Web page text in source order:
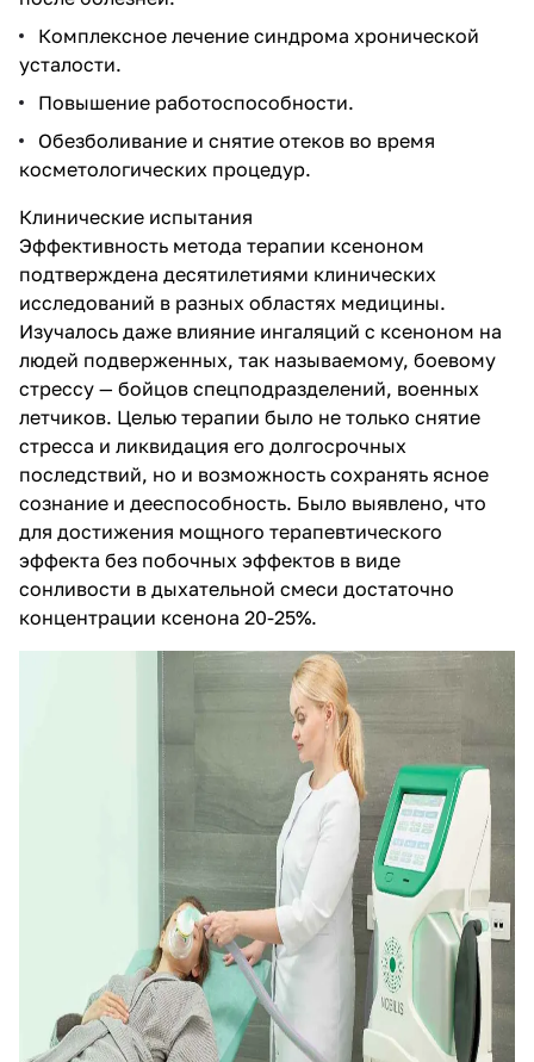
Комплексное лечение синдрома хронической
усталости.
Повышение работоспособности.
Обезболивание и снятие отеков во время
косметологических процедур.
Клинические испытания
Эффективность метода терапии ксеноном
подтверждена десятилетиями клинических
исследований в разных областях медицины.
Изучалось даже влияние ингаляций с ксеноном на
людей подверженных, так называемому, боевому
стрессу — бойцов спецподразделений, военных
летчиков. Целью терапии было не только снятие
стресса и ликвидация его долгосрочных
последствий, но и возможность сохранять ясное
сознание и дееспособность. Было выявлено, что
для достижения мощного терапевтического
эффекта без побочных эффектов в виде
сонливости в дыхательной смеси достаточно
концентрации ксенона 20-25%.